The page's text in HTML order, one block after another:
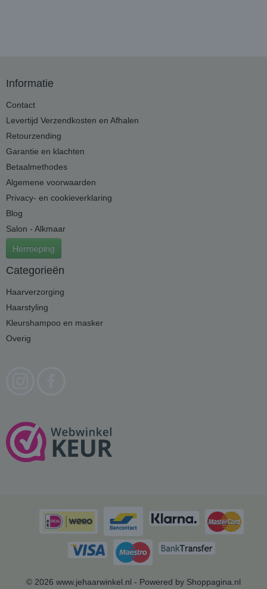
Informatie
Contact
Levertijd Verzendkosten en Afhalen
Retourzending
Garantie en klachten
Betaalmethodes
Algemene voorwaarden
Privacy- en cookieverklaring
Blog
Salon - Alkmaar
Herroeping
Categorieën
Haarverzorging
Haarstyling
Kleurshampoo en masker
Overig
© 2026 www.jehaarwinkel.nl - Powered by Shoppagina.nl